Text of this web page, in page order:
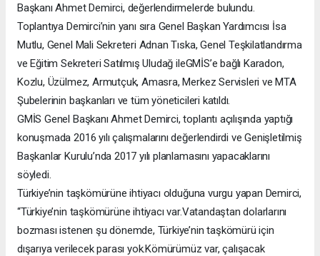
Başkanı Ahmet Demirci, değerlendirmelerde bulundu.
Toplantıya Demirci’nin yanı sıra Genel Başkan Yardımcısı İsa
Mutlu, Genel Mali Sekreteri Adnan Tıska, Genel Teşkilatlandırma
ve Eğitim Sekreteri Satılmış Uludağ ileGMİS’e bağlı Karadon,
Kozlu, Üzülmez, Armutçuk, Amasra, Merkez Servisleri ve MTA
Şubelerinin başkanları ve tüm yöneticileri katıldı.
GMİS Genel Başkanı Ahmet Demirci, toplantı açılışında yaptığı
konuşmada 2016 yılı çalışmalarını değerlendirdi ve Genişletilmiş
Başkanlar Kurulu’nda 2017 yılı planlamasını yapacaklarını
söyledi.
Türkiye’nin taşkömürüne ihtiyacı olduğuna vurgu yapan Demirci,
“Türkiye’nin taşkömürüne ihtiyacı var.Vatandaştan dolarlarını
bozması istenen şu dönemde, Türkiye’nin taşkömürü için
dışarıya verilecek parası yok.Kömürümüz var, çalışacak